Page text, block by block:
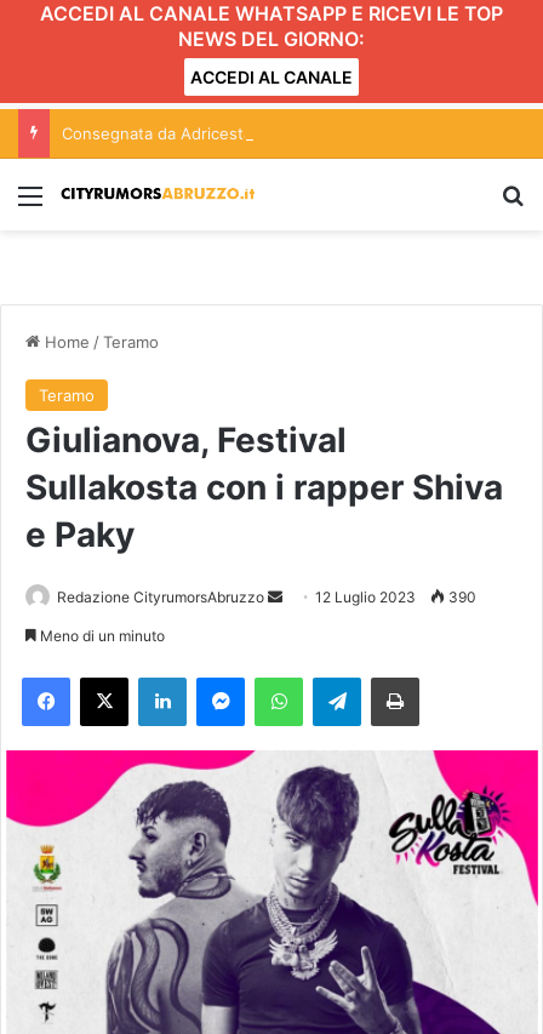
ACCEDI AL CANALE WHATSAPP E RICEVI LE TOP
NEWS DEL GIORNO:
ACCEDI AL CANALE
Menu
Home /Teramo
Teramo
Giulianova, Festival
Sullakosta con i rapper Shiva
e Paky
Redazione CityrumorsAbruzzo
a
n
'
e
m
a
i
l
12 Luglio 2023 390
Meno di un minuto
Telegram